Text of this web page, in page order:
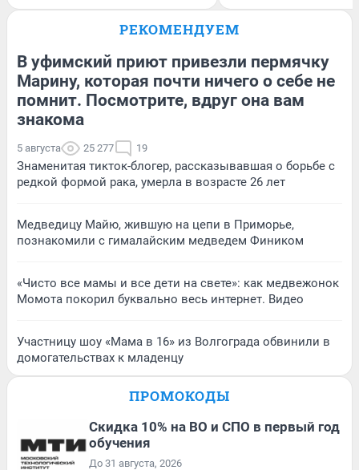
РЕКОМЕНДУЕМ
В уфимский приют привезли пермячку
Марину, которая почти ничего о себе не
помнит. Посмотрите, вдруг она вам
знакома
5 августа 25 277 19
Знаменитая тикток-блогер, рассказывавшая о борьбе с
редкой формой рака, умерла в возрасте 26 лет
Медведицу Майю, жившую на цепи в Приморье,
познакомили с гималайским медведем Фиником
«Чисто все мамы и все дети на свете»: как медвежонок
Момота покорил буквально весь интернет. Видео
Участницу шоу «Мама в 16» из Волгограда обвинили в
домогательствах к младенцу
ПРОМОКОДЫ
Скидка 10% на ВО и СПО в первый год
обучения
До 31 августа, 2026